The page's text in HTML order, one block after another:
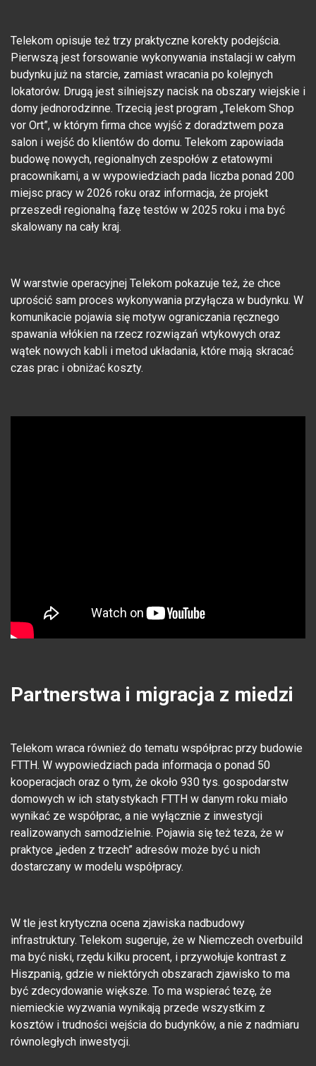
Telekom opisuje też trzy praktyczne korekty podejścia.
Pierwszą jest forsowanie wykonywania instalacji w całym
budynku już na starcie, zamiast wracania po kolejnych
lokatorów. Drugą jest silniejszy nacisk na obszary wiejskie i
domy jednorodzinne. Trzecią jest program „Telekom Shop
vor Ort”, w którym firma chce wyjść z doradztwem poza
salon i wejść do klientów do domu. Telekom zapowiada
budowę nowych, regionalnych zespołów z etatowymi
pracownikami, a w wypowiedziach pada liczba ponad 200
miejsc pracy w 2026 roku oraz informacja, że projekt
przeszedł regionalną fazę testów w 2025 roku i ma być
skalowany na cały kraj.
W warstwie operacyjnej Telekom pokazuje też, że chce
uprościć sam proces wykonywania przyłącza w budynku. W
komunikacie pojawia się motyw ograniczania ręcznego
spawania włókien na rzecz rozwiązań wtykowych oraz
wątek nowych kabli i metod układania, które mają skracać
czas prac i obniżać koszty.
Partnerstwa i migracja z miedzi
Telekom wraca również do tematu współprac przy budowie
FTTH. W wypowiedziach pada informacja o ponad 50
kooperacjach oraz o tym, że około 930 tys. gospodarstw
domowych w ich statystykach FTTH w danym roku miało
wynikać ze współprac, a nie wyłącznie z inwestycji
realizowanych samodzielnie. Pojawia się też teza, że w
praktyce „jeden z trzech” adresów może być u nich
dostarczany w modelu współpracy.
W tle jest krytyczna ocena zjawiska nadbudowy
infrastruktury. Telekom sugeruje, że w Niemczech overbuild
ma być niski, rzędu kilku procent, i przywołuje kontrast z
Hiszpanią, gdzie w niektórych obszarach zjawisko to ma
być zdecydowanie większe. To ma wspierać tezę, że
niemieckie wyzwania wynikają przede wszystkim z
kosztów i trudności wejścia do budynków, a nie z nadmiaru
równoległych inwestycji.